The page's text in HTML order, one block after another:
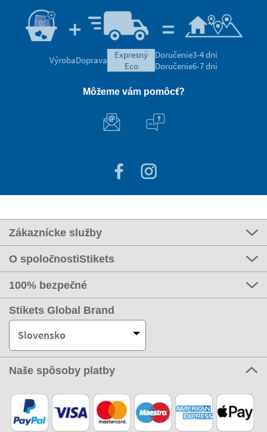
VýrobaDoprava
expresný
eco
Doručenie3-4 dni
Doručenie6-7 dni
Môžeme vám pomôcť?
Zákaznícke služby
O spoločnostiStikets
100% bezpečné
Stikets Global Brand
Slovensko
Naše spôsoby platby